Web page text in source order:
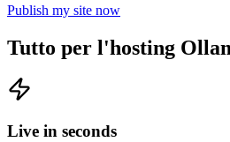
Publish my site now
Tutto per l'hosting
Live in seconds